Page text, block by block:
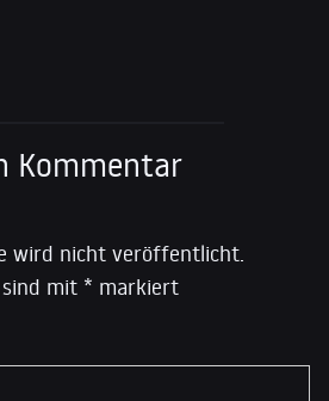
Kommentar
wird nicht veröffentlicht.
mit * markiert